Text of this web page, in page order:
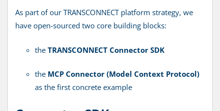
As part of our TRANSCONNECT platform strategy, we
have open-sourced two core building blocks:
the TRANSCONNECT Connector SDK
the MCP Connector (Model Context Protocol)
as the first concrete example